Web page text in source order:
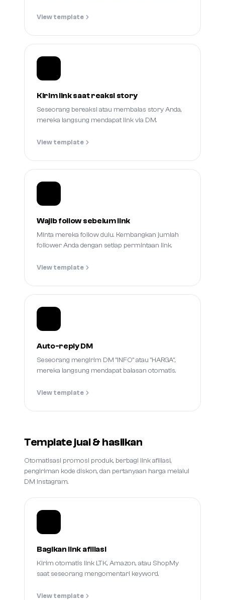
View template
Kirim link saat reaksi story
Seseorang bereaksi atau membalas story Anda,
mereka langsung mendapat link via DM.
View template
Wajib follow sebelum link
Minta mereka follow dulu. Kembangkan jumlah
follower Anda dengan setiap permintaan link.
View template
Auto-reply DM
Seseorang mengirim DM "INFO" atau "HARGA",
mereka langsung mendapat balasan otomatis.
View template
Template jual & hasilkan
Otomatisasi promosi produk, berbagi link afiliasi,
pengiriman kode diskon, dan pertanyaan harga melalui
DM Instagram.
Bagikan link afiliasi
Kirim otomatis link LTK, Amazon, atau ShopMy
saat seseorang mengomentari keyword.
View template